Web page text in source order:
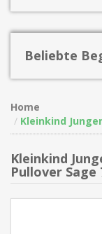
Beliebte
Home
Kleinkind
Kleinkind
Pullover Sage